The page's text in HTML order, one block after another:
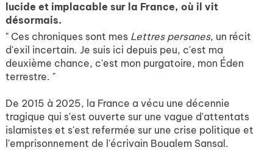
lucide et implacable sur la France, où il vit
désormais.
" Ces chroniques sont mes Lettres persanes, un récit
d'exil incertain. Je suis ici depuis peu, c'est ma
deuxième chance, c'est mon purgatoire, mon Éden
terrestre. "
De 2015 à 2025, la France a vécu une décennie
tragique qui s'est ouverte sur une vague d'attentats
islamistes et s'est refermée sur une crise politique et
l'emprisonnement de l'écrivain Boualem Sansal.